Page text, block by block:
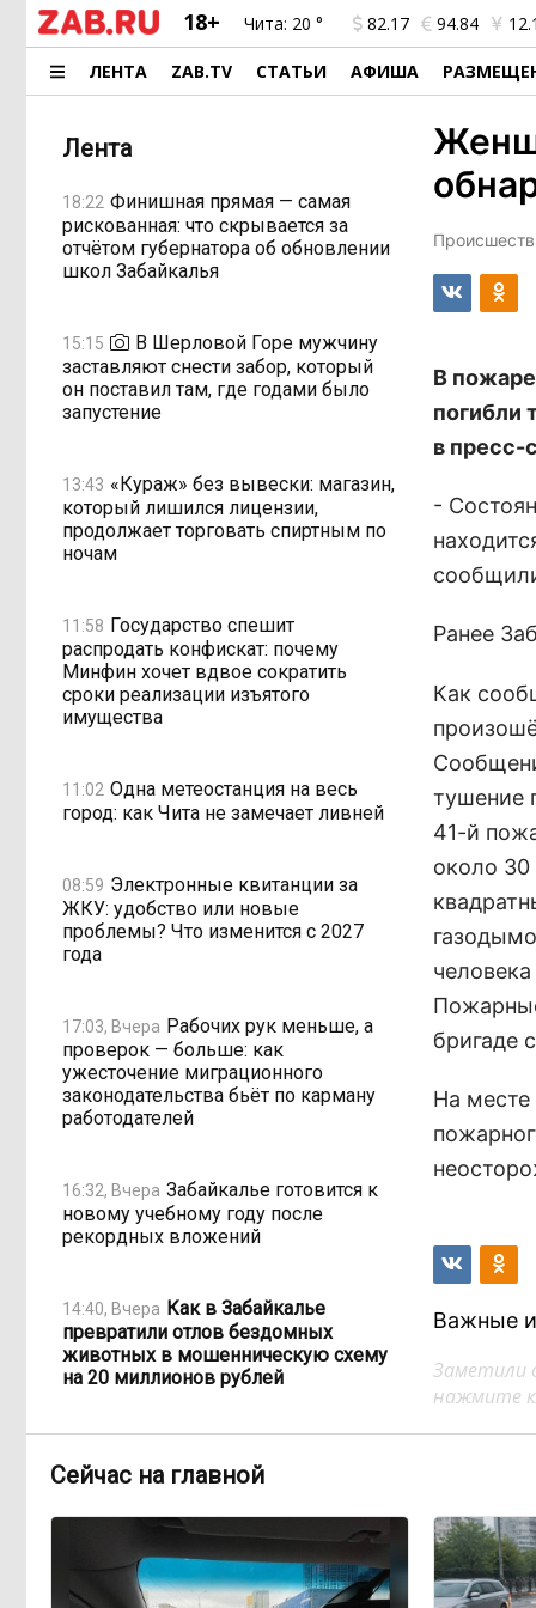
18+ Чита: 20 ° 82.17 94.84
ЛЕНТА ZAB.TV СТАТЬИ АФИША
Лента
18:22 Финишная прямая — самая
рискованная: что скрывается за
отчётом губернатора об обновлении
школ Забайкалья
15:15
В Шерловой Горе мужчину
заставляют снести забор, который
он поставил там, где годами было
запустение
13:43 «Кураж» без вывески: магазин,
который лишился лицензии,
продолжает торговать спиртным по
ночам
11:58 Государство спешит
распродать конфискат: почему
Минфин хочет вдвое сократить
сроки реализации изъятого
имущества
11:02 Одна метеостанция на весь
город: как Чита не замечает ливней
08:59 Электронные квитанции за
ЖКУ: удобство или новые
проблемы? Что изменится с 2027
года
17:03, Вчера Рабочих рук меньше, а
проверок — больше: как
ужесточение миграционного
законодательства бьёт по карману
работодателей
16:32, Вчера Забайкалье готовится к
новому учебному году после
рекордных вложений
14:40, Вчера Как в Забайкалье
превратили отлов бездомных
животных в мошенническую схему
на 20 миллионов рублей
запрет купания на Арахлее и Кеноне
Вода за 68 миллионов:
ТГК-14 заплатит государству за
пользование Кеноном и Ингодой
В
погибли
в пресс-
-
Ранее
Как
тушение
41-й
около
бригаде
На месте
Важные
Заметили
нажмите
Сейчас на главной